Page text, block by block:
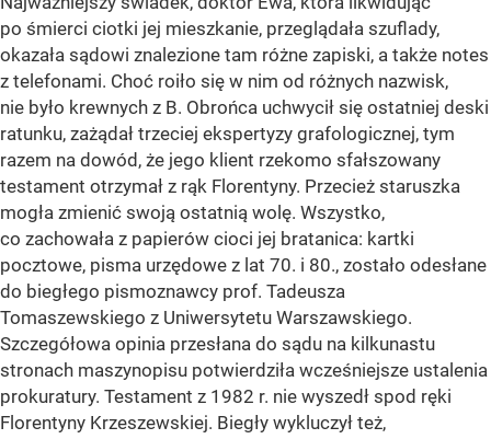
po śmierci ciotki jej mieszkanie, przeglądała szuflady,
okazała sądowi znalezione tam różne zapiski, a także notes
z telefonami. Choć roiło się w nim od różnych nazwisk,
nie było krewnych z B. Obrońca uchwycił się ostatniej deski
ratunku, zażądał trzeciej ekspertyzy grafologicznej, tym
razem na dowód, że jego klient rzekomo sfałszowany
testament otrzymał z rąk Florentyny. Przecież staruszka
mogła zmienić swoją ostatnią wolę. Wszystko,
co zachowała z papierów cioci jej bratanica: kartki
pocztowe, pisma urzędowe z lat 70. i 80., zostało odesłane
do biegłego pismoznawcy prof. Tadeusza
Tomaszewskiego z Uniwersytetu Warszawskiego.
Szczegółowa opinia przesłana do sądu na kilkunastu
stronach maszynopisu potwierdziła wcześniejsze ustalenia
prokuratury. Testament z 1982 r. nie wyszedł spod ręki
Florentyny Krzeszewskiej. Biegły wykluczył też,